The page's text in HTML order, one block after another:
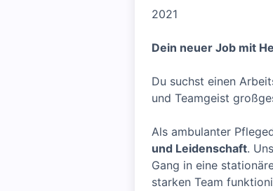
2021
Dein neuer Job mit
Du suchst einen
und Teamgeist
Als ambulanter
und Leidenschaft.
Gang in eine
starken Team